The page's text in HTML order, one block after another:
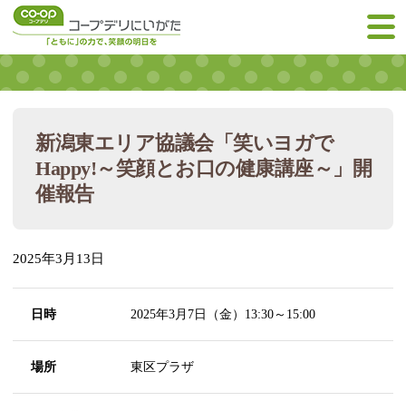
新潟東エリア協議会「笑いヨガで
Happy!～笑顔とお口の健康講座～」開
催報告
2025年3月13日
日時 2025年3月7日（金）13:30～15:00
場所 東区プラザ